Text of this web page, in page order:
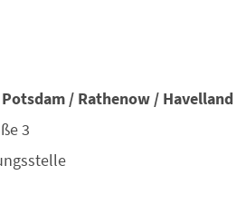
/ Rathenow / Havelland
3